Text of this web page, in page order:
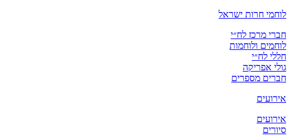
לוחמי חרות ישראל
חברי מרכז לח״י
לוחמים ולוחמות
חללי לח״י
גולי אפריקה
חברים מספרים
אירועים
אירועים
סיורים